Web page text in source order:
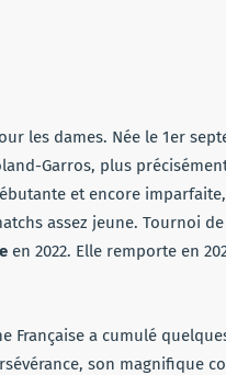
les dames. Née le 1er
Garros, plus
et encore
assez jeune. Tournoi de
en 2022. Elle remporte en
Française a cumulé
son magnifique